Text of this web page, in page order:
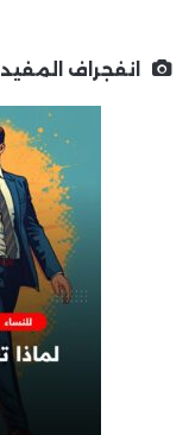
انفجراف المفيد